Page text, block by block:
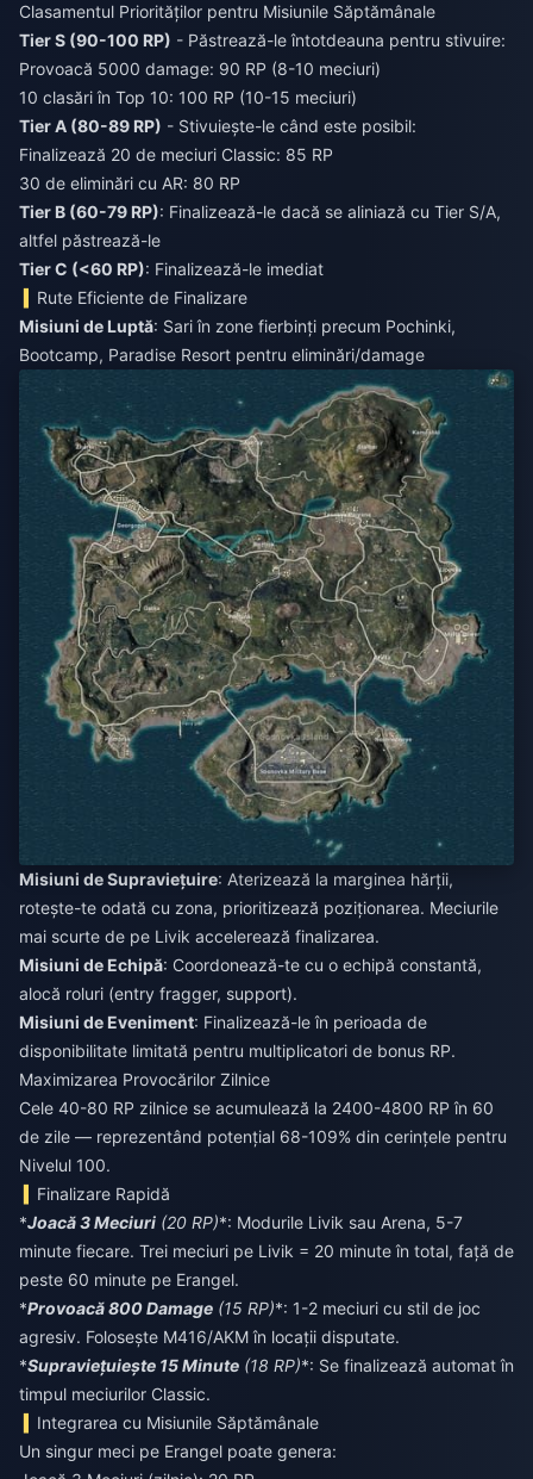
Clasamentul Priorităților pentru Misiunile Săptămânale
Tier S (90-100 RP) - Păstrează-le întotdeauna pentru stivuire:
Provoacă 5000 damage: 90 RP (8-10 meciuri)
10 clasări în Top 10: 100 RP (10-15 meciuri)
Tier A (80-89 RP) - Stivuiește-le când este posibil:
Finalizează 20 de meciuri Classic: 85 RP
30 de eliminări cu AR: 80 RP
Tier B (60-79 RP): Finalizează-le dacă se aliniază cu Tier S/A,
altfel păstrează-le
Tier C (<60 RP): Finalizează-le imediat
Rute Eficiente de Finalizare
Misiuni de Luptă: Sari în zone fierbinți precum Pochinki,
Bootcamp, Paradise Resort pentru eliminări/damage
Misiuni de Supraviețuire: Aterizează la marginea hărții,
rotește-te odată cu zona, prioritizează poziționarea. Meciurile
mai scurte de pe Livik accelerează finalizarea.
Misiuni de Echipă: Coordonează-te cu o echipă constantă,
alocă roluri (entry fragger, support).
Misiuni de Eveniment: Finalizează-le în perioada de
disponibilitate limitată pentru multiplicatori de bonus RP.
Maximizarea Provocărilor Zilnice
Cele 40-80 RP zilnice se acumulează la 2400-4800 RP în 60
de zile — reprezentând potențial 68-109% din cerințele pentru
Nivelul 100.
Finalizare Rapidă
*Joacă 3 Meciuri (20 RP)*: Modurile Livik sau Arena, 5-7
minute fiecare. Trei meciuri pe Livik = 20 minute în total, față de
peste 60 minute pe Erangel.
*Provoacă 800 Damage (15 RP)*: 1-2 meciuri cu stil de joc
agresiv. Folosește M416/AKM în locații disputate.
*Supraviețuiește 15 Minute (18 RP)*: Se finalizează automat în
timpul meciurilor Classic.
Integrarea cu Misiunile Săptămânale
Un singur meci pe Erangel poate genera: